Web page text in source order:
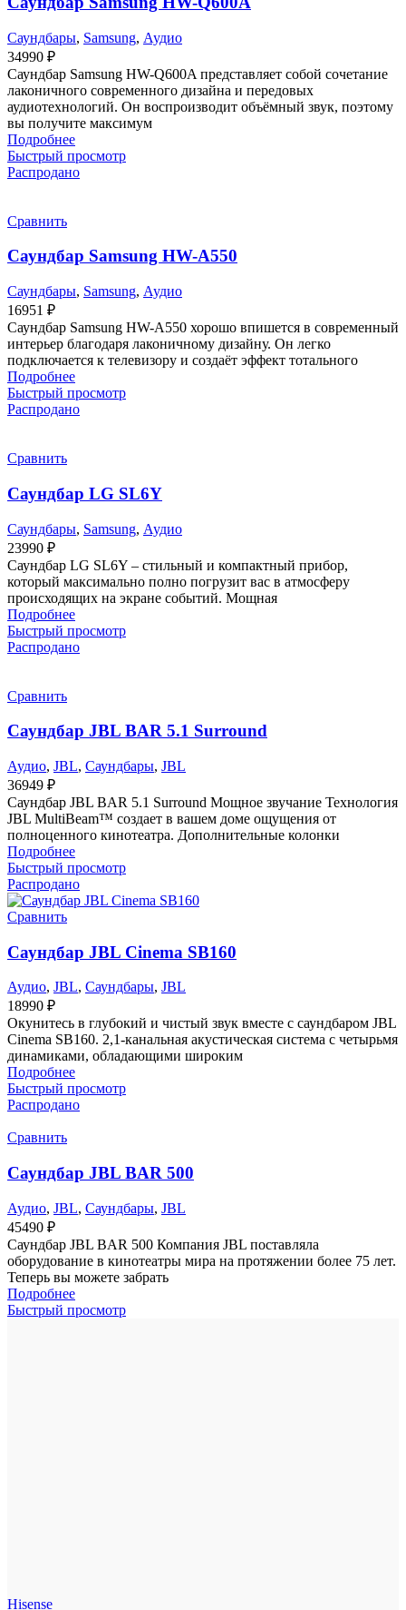
Саундбары, Samsung, Аудио
34990 ₽
Саундбар Samsung HW-Q600A представляет собой сочетание
лаконичного современного дизайна и передовых
аудиотехнологий. Он воспроизводит объёмный звук, поэтому
вы получите максимум
Подробнее
Быстрый просмотр
Распродано
Сравнить
Саундбар Samsung HW-A550
Саундбары, Samsung, Аудио
16951 ₽
Саундбар Samsung HW-A550 хорошо впишется в современный
интерьер благодаря лаконичному дизайну. Он легко
подключается к телевизору и создаёт эффект тотального
Подробнее
Быстрый просмотр
Распродано
Сравнить
Саундбар LG SL6Y
Саундбары, Samsung, Аудио
23990 ₽
Саундбар LG SL6Y – стильный и компактный прибор,
который максимально полно погрузит вас в атмосферу
происходящих на экране событий. Мощная
Подробнее
Быстрый просмотр
Распродано
Сравнить
Саундбар JBL BAR 5.1 Surround
Аудио, JBL, Саундбары, JBL
36949 ₽
Саундбар JBL BAR 5.1 Surround Мощное звучание Технология
JBL MultiBeam™ создает в вашем доме ощущения от
полноценного кинотеатра. Дополнительные колонки
Подробнее
Быстрый просмотр
Распродано
Сравнить
Саундбар JBL Cinema SB160
Аудио, JBL, Саундбары, JBL
18990 ₽
Окунитесь в глубокий и чистый звук вместе с саундбаром JBL
Cinema SB160. 2,1-канальная акустическая система с четырьмя
динамиками, обладающими широким
Подробнее
Быстрый просмотр
Распродано
Сравнить
Саундбар JBL BAR 500
Аудио, JBL, Саундбары, JBL
45490 ₽
Саундбар JBL BAR 500 Компания JBL поставляла
оборудование в кинотеатры мира на протяжении более 75 лет.
Теперь вы можете забрать
Подробнее
Быстрый просмотр
Hisense